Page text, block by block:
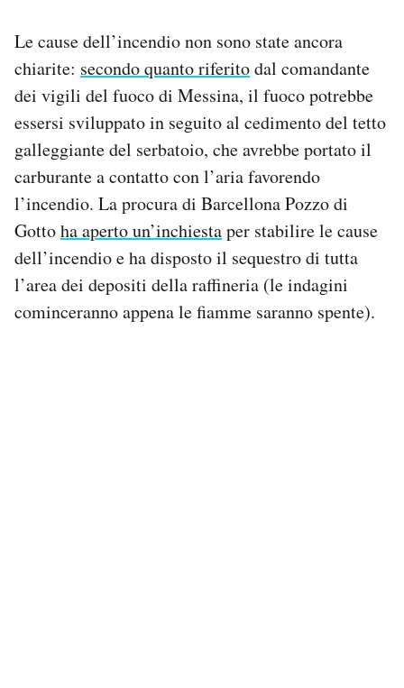
Le cause dell’incendio non sono state ancora
chiarite: secondo quanto riferitodal comandante
dei vigili del fuoco di Messina, il fuoco potrebbe
essersi sviluppato in seguito al cedimento del tetto
galleggiante del serbatoio, che avrebbe portato il
carburante a contatto con l’aria favorendo
l’incendio. La procura di Barcellona Pozzo di
Gottoha aperto un’inchiestaper stabilire le cause
dell’incendio e ha disposto il sequestro di tutta
l’area dei depositi della raffineria (le indagini
cominceranno appena le fiamme saranno spente).